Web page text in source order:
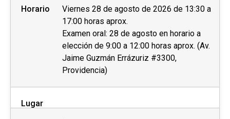
Horario
Viernes 28 de agosto de 2026 de 13:30 a
17:00 horas aprox.
Examen oral: 28 de agosto en horario a
elección de 9:00 a 12:00 horas aprox. (Av.
Jaime Guzmán Errázuriz #3300,
Providencia)
Lugar